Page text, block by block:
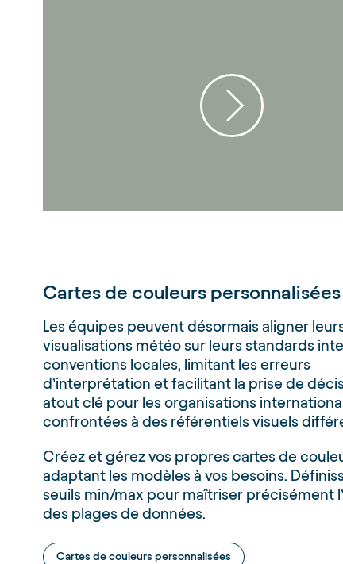
Cartes de couleurs personnalisées
Les équipes peuvent désormais aligner
visualisations météo sur leurs standards
conventions locales, limitant les erreurs
d’interprétation et facilitant la prise de
atout clé pour les organisations
confrontées à des référentiels visuels
Créez et gérez vos propres cartes de
adaptant les modèles à vos besoins.
seuils min/max pour maîtriser précisément
des plages de données.
Cartes de couleurs personnalisées